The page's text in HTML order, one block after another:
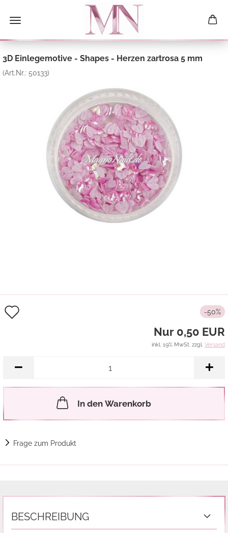
3D Einlegemotive - Shapes - Herzen zartrosa 5 mm
(Art.Nr.: 50133)
-50%
Nur 0,50 EUR
inkl. 19% MwSt. zzgl. Versand
In den Warenkorb
Frage zum Produkt
BESCHREIBUNG